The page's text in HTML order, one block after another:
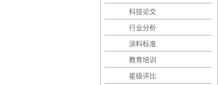
科技论文
行业分析
涂料标准
教育培训
星级评比